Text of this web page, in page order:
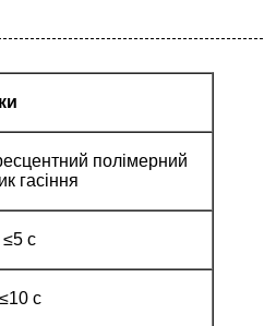
полімерний
гасіння
≤5 с
≤10 с